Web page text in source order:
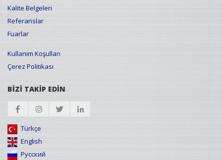
Kalite Belgeleri
Referanslar
Fuarlar
Kullanım Koşulları
Çerez Politikası
BİZİ TAKİP EDİN
Türkçe
English
Русский